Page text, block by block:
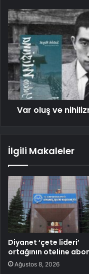
Var oluş ve
İlgili Makaleler
Diyanet ‘çete lideri’
ortağının oteline
Ağustos 8, 2026